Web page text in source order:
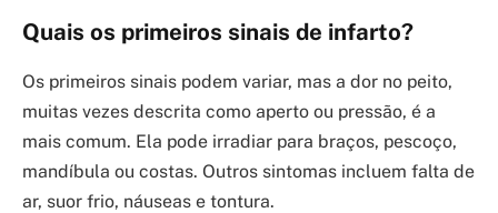
Quais os primeiros sinais de infarto?
Os primeiros sinais podem variar, mas a dor no peito,
muitas vezes descrita como aperto ou pressão, é a
mais comum. Ela pode irradiar para braços, pescoço,
mandíbula ou costas. Outros sintomas incluem falta de
ar, suor frio, náuseas e tontura.